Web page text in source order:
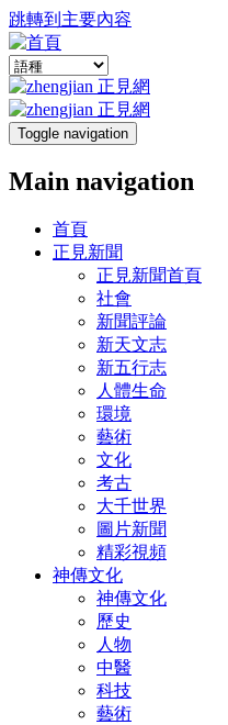
跳轉到主要內容
Toggle navigation
Main navigation
首頁
正見新聞
正見新聞首頁
社會
新聞評論
新天文志
新五行志
人體生命
環境
藝術
文化
考古
大千世界
圖片新聞
精彩視頻
神傳文化
神傳文化
歷史
人物
中醫
科技
藝術